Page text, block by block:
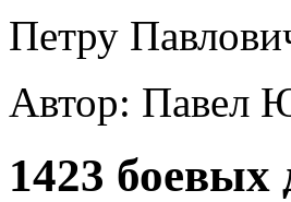
Петру
Автор: Павел
1423 боевых